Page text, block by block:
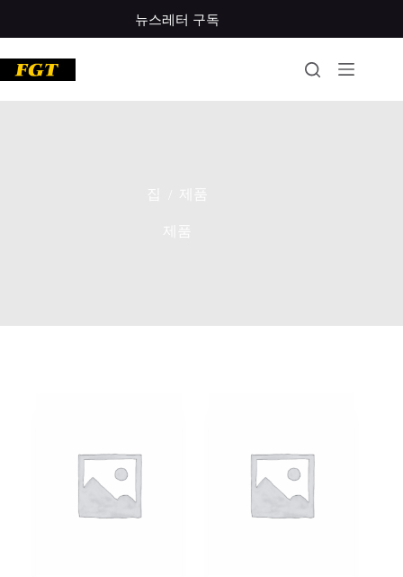
건
뉴스레터 구독